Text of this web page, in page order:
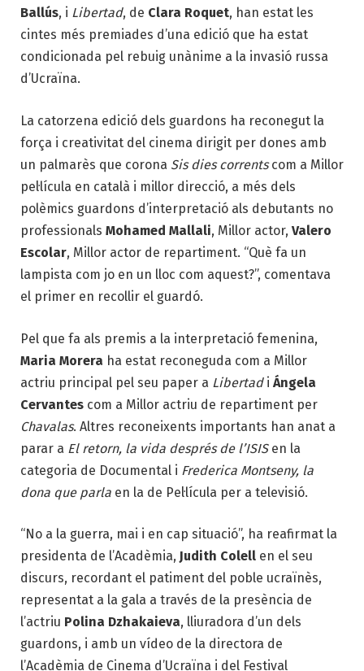
Ballús, i Libertad, de Clara Roquet, han estat les
cintes més premiades d’una edició que ha estat
condicionada pel rebuig unànime a la invasió russa
d’Ucraïna.
La catorzena edició dels guardons ha reconegut la
força i creativitat del cinema dirigit per dones amb
un palmarès que corona Sis dies correntscom a Millor
pel·lícula en català i millor direcció, a més dels
polèmics guardons d’interpretació als debutants no
professionals Mohamed Mallali, Millor actor, Valero
Escolar, Millor actor de repartiment. “Què fa un
lampista com jo en un lloc com aquest?”, comentava
el primer en recollir el guardó.
Pel que fa als premis a la interpretació femenina,
Maria Morera ha estat reconeguda com a Millor
actriu principal pel seu paper a Libertadi Ángela
Cervantes com a Millor actriu de repartiment per
Chavalas. Altres reconeixents importants han anat a
parar a El retorn, la vida després de l’ISISen la
categoria de Documental i Frederica Montseny, la
dona que parla en la de Pel·lícula per a televisió.
“No a la guerra, mai i en cap situació”, ha reafirmat la
presidenta de l’Acadèmia, Judith Colell en el seu
discurs, recordant el patiment del poble ucraïnès,
representat a la gala a través de la presència de
l’actriu Polina Dzhakaieva, lliuradora d’un dels
guardons, i amb un vídeo de la directora de
l’Acadèmia de Cinema d’Ucraïna i del Festival